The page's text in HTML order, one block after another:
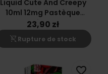
Liquid Cute And Creepy
10ml 12mg Pastèque
Citron
23,90 zł
shopping_cart_off Rupture de stock
favorite_border